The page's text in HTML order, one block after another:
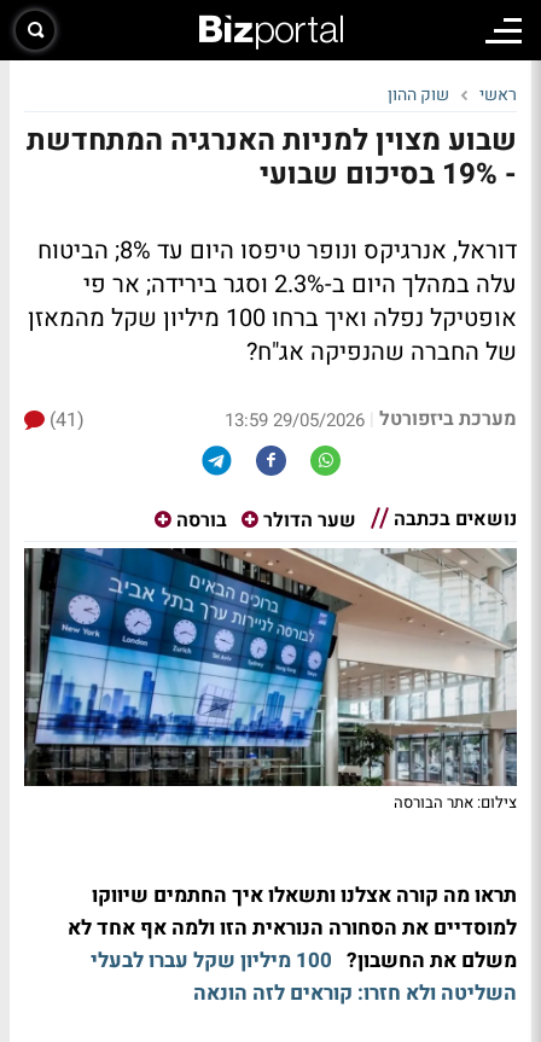
ראשי שוק ההון
שבוע מצוין למניות האנרגיה המתחדשת
- 19% בסיכום שבועי
דוראל, אנרגיקס ונופר טיפסו היום עד 8%; הביטוח
עלה במהלך היום ב-2.3% וסגר בירידה; אר פי
אופטיקל נפלה ואיך ברחו 100 מיליון שקל מהמאזן
של החברה שהנפיקה אג"ח?
מערכת ביזפורטל |
29/05/2026 13:59
(41)
נושאים בכתבה שער הדולר בורסה
צילום: אתר הבורסה
תראו מה קורה אצלנו ותשאלו איך החתמים שיווקו
למוסדיים את הסחורה הנוראית הזו ולמה אף אחד לא
משלם את החשבון?
100 מיליון שקל עברו לבעלי
השליטה ולא חזרו: קוראים לזה הונאה